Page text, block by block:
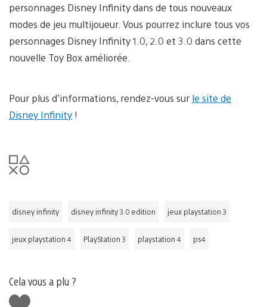
personnages Disney Infinity dans de tous nouveaux
modes de jeu multijoueur. Vous pourrez inclure tous vos
personnages Disney Infinity 1.0, 2.0 et 3.0 dans cette
nouvelle Toy Box améliorée.
Pour plus d’informations, rendez-vous sur le site de
Disney Infinity !
disney infinity disney infinity 3.0 edition jeux playstation 3
jeux playstation 4 PlayStation 3 playstation 4 ps4
Cela vous a plu ?
J'aime